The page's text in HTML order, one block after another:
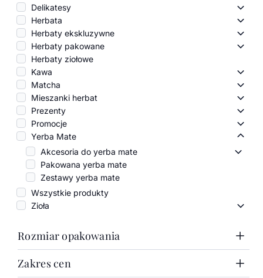
Delikatesy
Herbata
Herbaty ekskluzywne
Herbaty pakowane
Herbaty ziołowe
Kawa
Matcha
Mieszanki herbat
Prezenty
Promocje
Yerba Mate
Akcesoria do yerba mate
Pakowana yerba mate
Zestawy yerba mate
Wszystkie produkty
Zioła
Zioła
Rozmiar opakowania
1000g
Zakres cen